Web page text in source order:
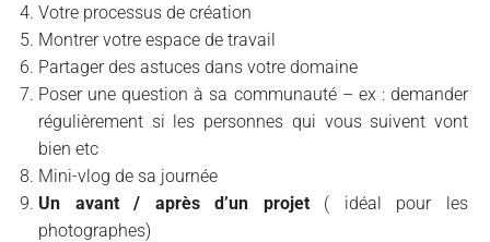
Votre processus de création
Montrer votre espace de travail
Partager des astuces dans votre domaine
Poser une question à sa communauté – ex : demander
régulièrement si les personnes qui vous suivent vont
bien etc
Mini-vlog de sa journée
Un avant / après d’un projet( idéal pour les
photographes)